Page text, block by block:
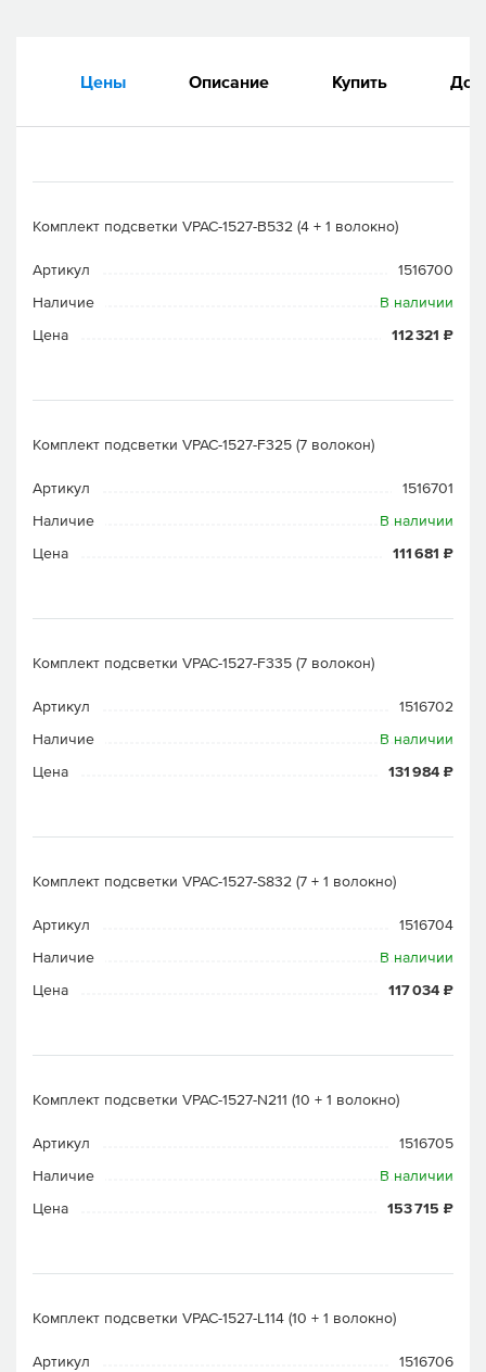
Цены Описание Купить
Комплект подсветки VPAC-1527-B532 (4 + 1 волокно)
Артикул
1516700
Наличие
В наличии
Цена
112 321 ₽
Комплект подсветки VPAC-1527-F325 (7 волокон)
Артикул
1516701
Наличие
В наличии
Цена
111 681 ₽
Комплект подсветки VPAC-1527-F335 (7 волокон)
Артикул
1516702
Наличие
В наличии
Цена
131 984 ₽
Комплект подсветки VPAC-1527-S832 (7 + 1 волокно)
Артикул
1516704
Наличие
В наличии
Цена
117 034 ₽
Комплект подсветки VPAC-1527-N211 (10 + 1 волокно)
Артикул
1516705
Наличие
В наличии
Цена
153 715 ₽
Комплект подсветки VPAC-1527-L114 (10 + 1 волокно)
Артикул 1516706